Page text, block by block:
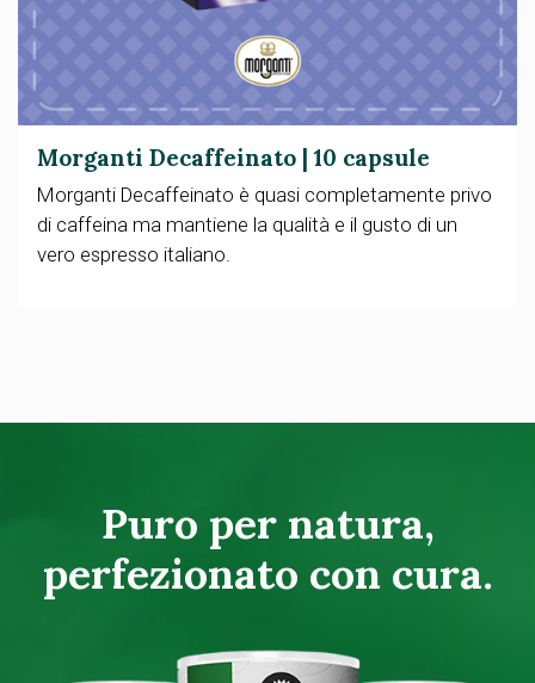
Morganti Decaffeinato | 10 capsule
Morganti Decaffeinato è quasi completamente privo
di caffeina ma mantiene la qualità e il gusto di un
vero espresso italiano.
Puro per natura,
perfezionato con cura.